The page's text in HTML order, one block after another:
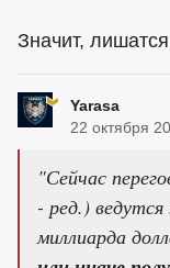
Значит,
Yarasa
22 октября
"Сейчас
- ред.)
миллиарда